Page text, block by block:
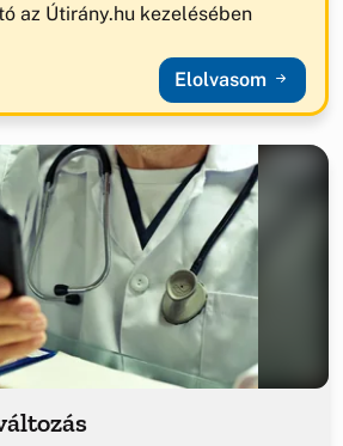
az Útirány.hu kezelésében
Elolvasom